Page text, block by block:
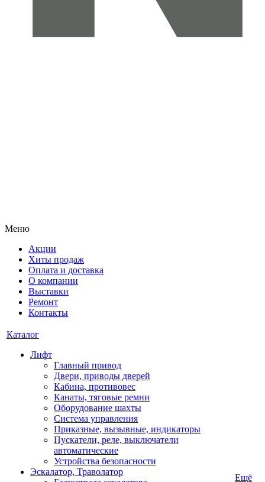
Меню
Акции
Хиты продаж
Оплата и доставка
О компании
Выставки
Ремонт
Контакты
Каталог
Лифт
Главный привод
Двери, приводы дверей
Кабина, противовес
Канаты, тяговые ремни
Оборудование шахты
Система управления
Приказные, вызывные, индикаторы
Пускатели, реле, выключатели
автоматические
Устройства безопасности
Эскалатор, Траволатор
Ещё